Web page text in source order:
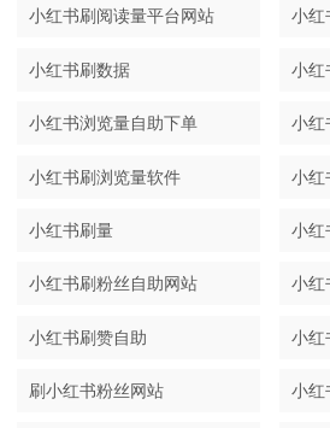
小红书刷阅读量平台网站 小红
小红书刷数据 小红
小红书浏览量自助下单 小红
小红书刷浏览量软件 小红
小红书刷量 小红
小红书刷粉丝自助网站 小红
小红书刷赞自助 小红
刷小红书粉丝网站 小红